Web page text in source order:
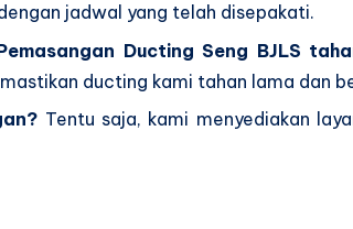
jadwal yang telah disepakati.
Ducting Seng BJLS
ducting kami tahan lama dan
Tentu saja, kami menyediakan